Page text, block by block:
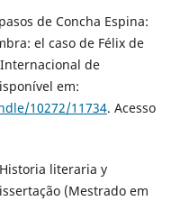
de Concha Espina:
el caso de Félix de
de
em:
10272/11734. Acesso
literaria y
(Mestrado em